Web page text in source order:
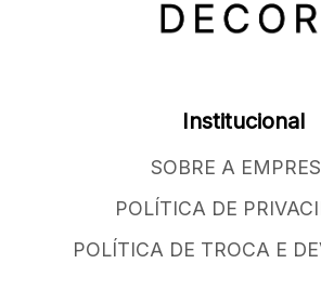
Institucional
SOBRE A
POLÍTICA DE
POLÍTICA DE TROCA E